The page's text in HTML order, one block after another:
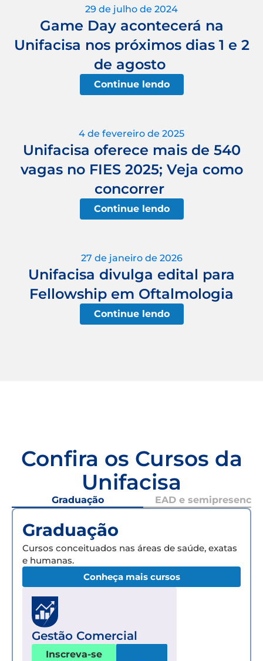
29 de julho de 2024
Game Day acontecerá na
Unifacisa nos próximos dias 1 e 2
de agosto
Continue lendo
4 de fevereiro de 2025
Unifacisa oferece mais de 540
vagas no FIES 2025; Veja como
concorrer
Continue lendo
27 de janeiro de 2026
Unifacisa divulga edital para
Fellowship em Oftalmologia
Continue lendo
Confira os Cursos da
Unifacisa
Graduação EAD e semipresencial
Graduação
Cursos conceituados nas áreas de saúde, exatas
e humanas.
Conheça mais cursos
Gestão Comercial
Inscreva-se